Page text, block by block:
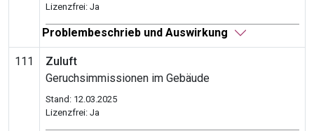
Lizenzfrei: Ja
Problembeschrieb und Auswirkung
111
Zuluft
Geruchsimmissionen im Gebäude
Stand: 12.03.2025
Lizenzfrei: Ja